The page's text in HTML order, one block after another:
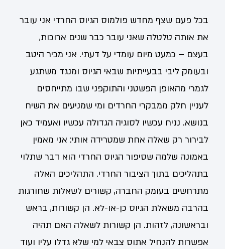
בכל פעם שצף מחדש פולמוס הגיוס החרדי אני עובר
את אותה טלטלה שאני עובר כבר שנים ארוכות,
בעצם – כמעט מיום עומדי על דעתי. אני מכיר היטב
ובעומק ליבי בבעייתיות שבאי הגיוס ומנגד משתגע
לגמרי מהאופן הפשטני והתוקפני שבו מתייחסים
לעניין חלק ממבקרי החרדים ומי שמניעים את השיח
בנושא. נניח עכשיו לסוגיה הגדולה עכשיו ואעמיד כאן
לבירור רק שאלה אחת שמטרידה אותי: אני מאמין
באמונה שלמה שסיפור הגיוס החרדי הוא דבר שתלוי
בתהליכים בתוך הציבור החרדי. התהליכים האלה
מתרחשים בעומק החברה, קשורים לשאלות שחורגות
בהרבה משאלת הגיוס כן-או-לא. הן קשורות, בראש
ובראשונה, לזהות. הן קשורות לשאלה האם תהיה
אפשרות להנחיל אתוס צבאי למי שלא גדלו עליו ועוד